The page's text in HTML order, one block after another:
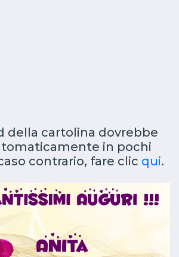
della cartolina dovrebbe
in pochi
contrario, fare clic qui.